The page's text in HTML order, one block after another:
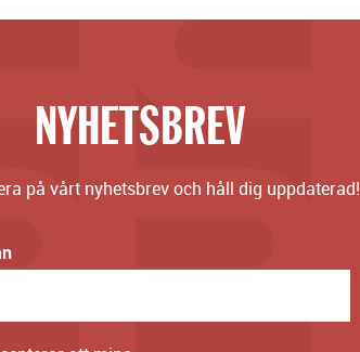
NYHETSBREV
på vårt nyhetsbrev och håll dig uppdaterad!